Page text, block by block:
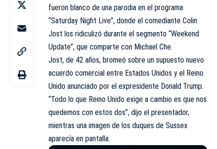
fueron blanco de una parodia en el programa
“Saturday Night Live”, donde el comediante Colin
Jost los ridiculizó durante el segmento “Weekend
Update”, que comparte con Michael Che.
Jost, de 42 años, bromeó sobre un supuesto nuevo
acuerdo comercial entre Estados Unidos y el Reino
Unido anunciado por el expresidente Donald Trump.
“Todo lo que Reino Unido exige a cambio es que nos
quedemos con estos dos”, dijo el presentador,
mientras una imagen de los duques de Sussex
aparecía en pantalla.